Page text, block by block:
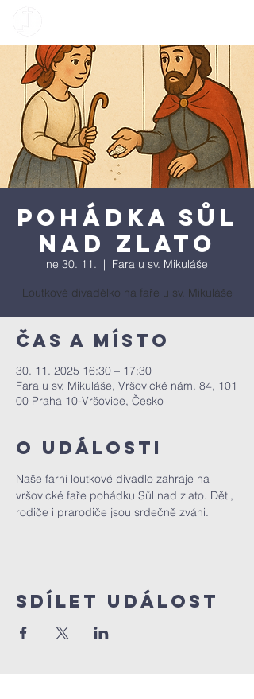
Pohádka Sůl
nad zlato
ne 30. 11.
  |
Fara u sv. Mikuláše
Loutkové divadélko na faře u sv. Mikuláše
Čas a místo
30. 11. 2025 16:30 – 17:30
Fara u sv. Mikuláše, Vršovické nám. 84, 101
00 Praha 10-Vršovice, Česko
O události
Naše farní loutkové divadlo zahraje na
vršovické faře pohádku Sůl nad zlato. Děti,
rodiče i prarodiče jsou srdečně zváni.
Sdílet událost